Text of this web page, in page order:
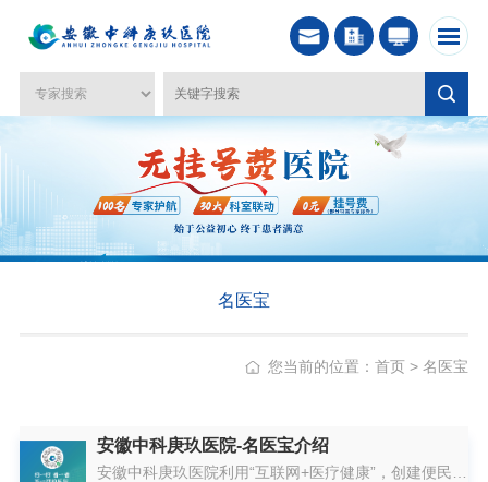
名医宝
您当前的位置：首页 >名医宝
安徽中科庚玖医院-名医宝介绍
安徽中科庚玖医院利用“互联网+医疗健康”，创建便民服